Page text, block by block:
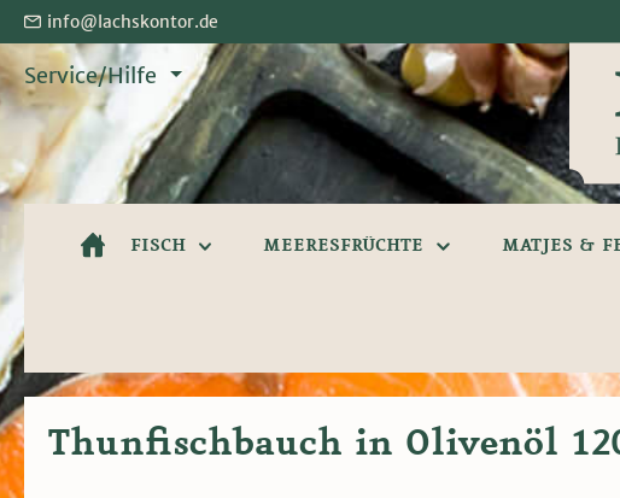
Zur Hauptnavigation springen
info@lachskontor.de
Service/Hilfe
FISCH MEERESFRÜCHTE MATJES &
Thunfischbauch in Olivenöl